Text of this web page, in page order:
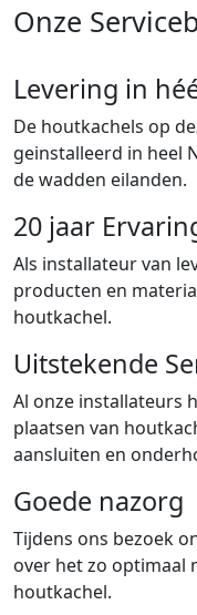
Onze
Levering in
De houtkachels op
geinstalleerd in heel
de wadden eilanden.
20 jaar
Als installateur van
producten en
houtkachel.
Uitstekende
Al onze installateurs
plaatsen van
aansluiten en
Goede nazorg
Tijdens ons bezoek
over het zo optimaal
houtkachel.